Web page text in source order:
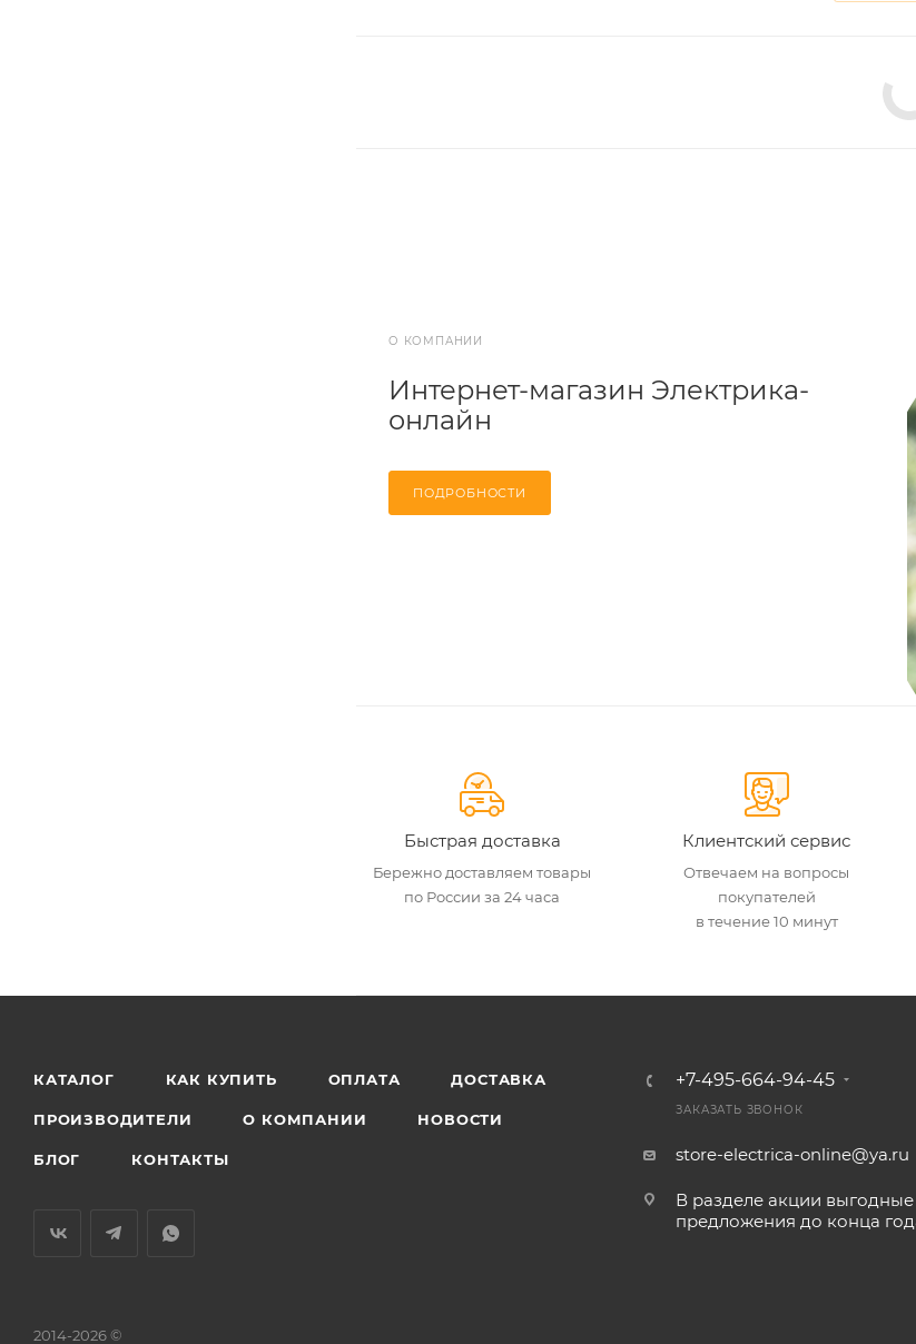
О КОМПАНИИ
Интернет-магазин Электрика-
онлайн
ПОДРОБНОСТИ
Быстрая доставка
Бережно доставляем товары
по России за 24 часа
Клиентский сервис
Отвечаем на вопросы
покупателей
в течение 10 минут
КАТАЛОГ КАК КУПИТЬ ОПЛАТА ДОСТАВКА
ПРОИЗВОДИТЕЛИ О КОМПАНИИ НОВОСТИ
БЛОГ КОНТАКТЫ
+7-495-664-94-45
ЗАКАЗАТЬ ЗВОНОК
store-electrica-online@ya.ru
В разделе акции выгодные
предложения до конца
2014-2026 ©